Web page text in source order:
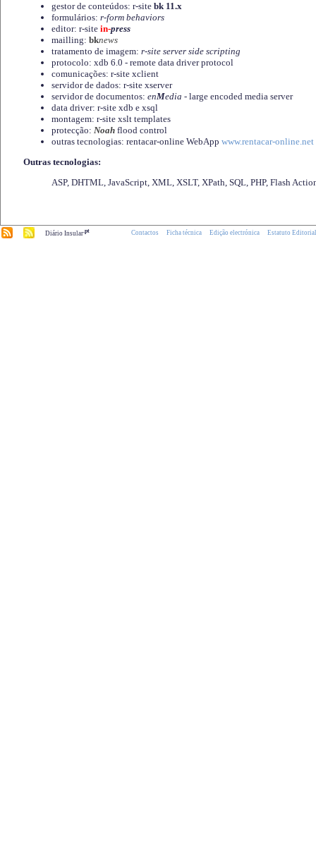
gestor de conteúdos: r-site bk 11.x
formulários: r-form behaviors
editor: r-site in-press
mailling: bknews
tratamento de imagem: r-site server side scripting
protocolo: xdb 6.0 - remote data driver protocol
comunicações: r-site xclient
servidor de dados: r-site xserver
servidor de documentos: enMedia - large encoded media server
data driver: r-site xdb e xsql
montagem: r-site xslt templates
protecção: Noah flood control
outras tecnologias: rentacar-online WebApp www.rentacar-online.net
Outras tecnologias:
ASP, DHTML, JavaScript, XML, XSLT, XPath, SQL, PHP, Flash
Diário Insular.pt Contactos Ficha técnica Edição electrónica Estatuto Editorial